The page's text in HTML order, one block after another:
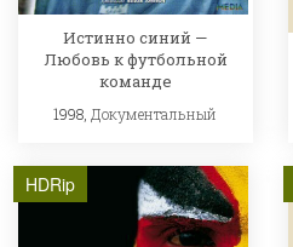
Истинно синий —
Любовь к футбольной
команде
1998, Документальный
HDRip